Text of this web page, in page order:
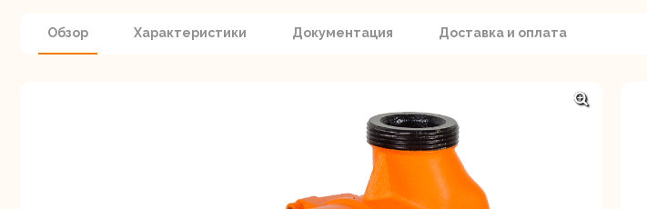
Аккумуляторные
шуруповерты
Обзор Характеристики Документация Доставка и оплата